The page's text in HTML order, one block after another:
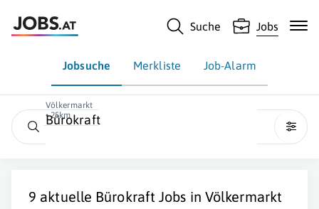
Suche Jobs
Jobsuche Merkliste Job-Alarm
Völkermarkt
• 25km
Bürokraft
9 aktuelle Bürokraft Jobs in Völkermarkt